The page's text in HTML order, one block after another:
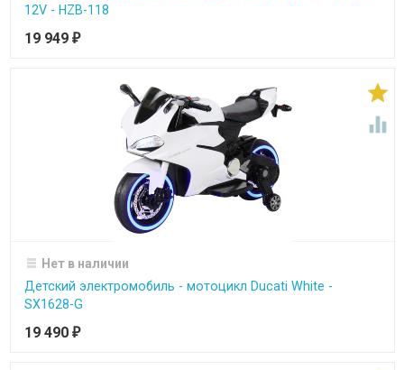
12V - HZB-118
19 949 ₽


Нет в наличии
Детский электромобиль - мотоцикл Ducati White -
SX1628-G
19 490 ₽